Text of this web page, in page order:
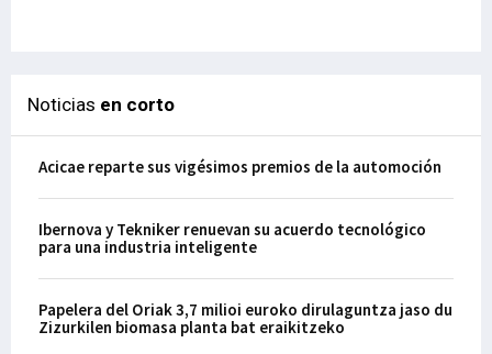
Noticias en corto
Acicae reparte sus vigésimos premios de la automoción
Ibernova y Tekniker renuevan su acuerdo tecnológico
para una industria inteligente
Papelera del Oriak 3,7 milioi euroko dirulaguntza jaso du
Zizurkilen biomasa planta bat eraikitzeko